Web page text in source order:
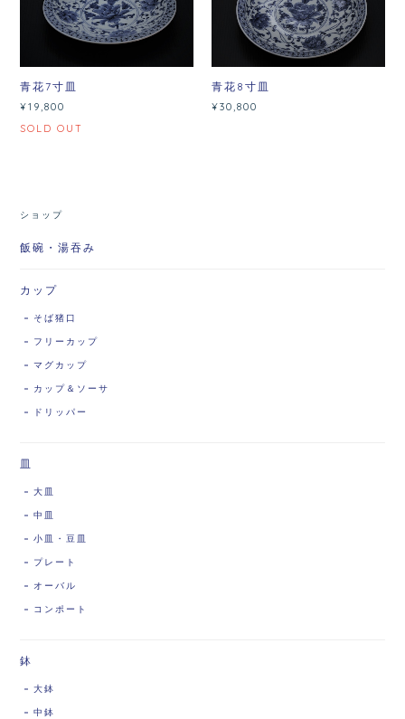
青花7寸皿
¥19,800
SOLD OUT
青花8寸皿
¥30,800
ショップ
飯碗・湯吞み
カップ
そば猪口
フリーカップ
マグカップ
カップ＆ソーサ
ドリッパー
皿
大皿
中皿
小皿・豆皿
プレート
オーバル
コンポート
鉢
大鉢
中鉢